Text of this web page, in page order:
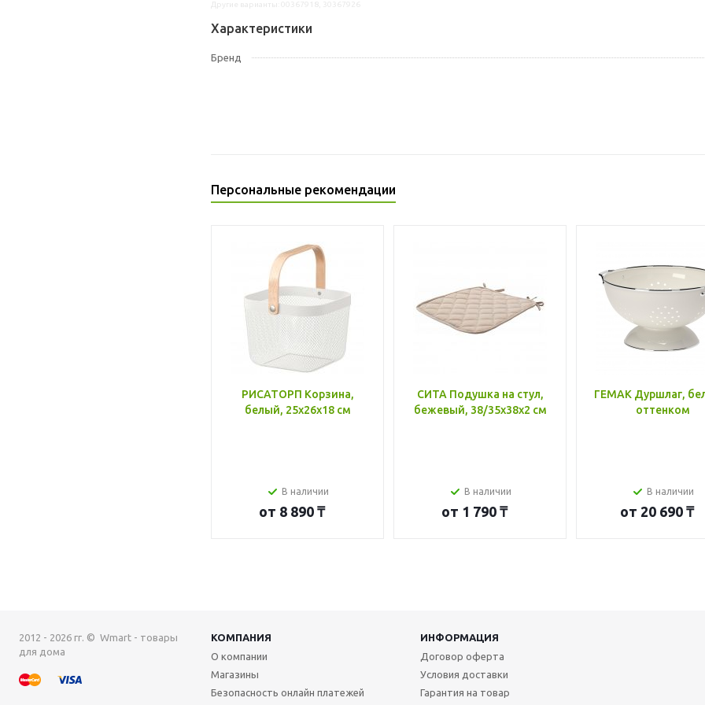
Характеристики
Бренд
Персональные рекомендации
РИСАТОРП Корзина,
белый, 25x26x18 см
В наличии
от 8 890 ₸
СИТА Подушка на стул,
бежевый, 38/35x38x2 см
В наличии
от 1 790 ₸
ГЕМАК Дуршлаг,
оттенком
В наличии
от 20 690 ₸
2012 - 2026 гг. © Wmart - товары
для дома
КОМПАНИЯ
ИНФОРМАЦИЯ
О компании
Магазины
Безопасность онлайн платежей
Договор оферта
Условия доставки
Гарантия на товар